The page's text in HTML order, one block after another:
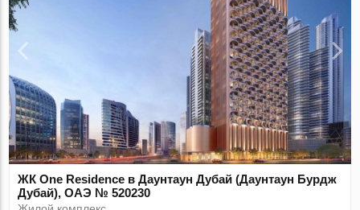
ЖК One Residence в Даунтаун Дубай (Даунтаун Бурдж
Дубай), ОАЭ № 520230